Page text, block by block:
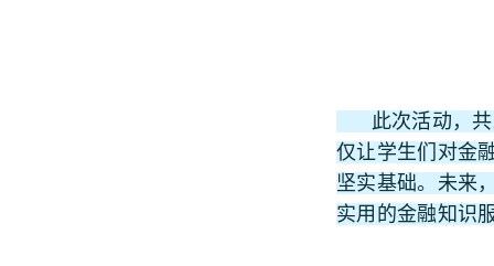
此次活动，共
仅让学生们对金
坚实基础。未来
实用的金融知识